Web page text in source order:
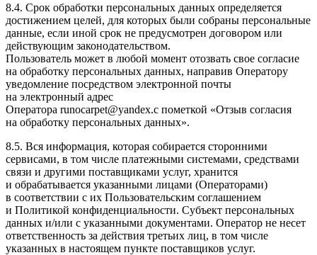
8.4. Срок обработки персональных данных определяется
достижением целей, для которых были собраны персональные
данные, если иной срок не предусмотрен договором или
действующим законодательством.
Пользователь может в любой момент отозвать свое согласие
на обработку персональных данных, направив Оператору
уведомление посредством электронной почты
на электронный адрес
Оператора runocarpet@yandex.с пометкой «Отзыв согласия
на обработку персональных данных».
8.5. Вся информация, которая собирается сторонними
сервисами, в том числе платежными системами, средствами
связи и другими поставщиками услуг, хранится
и обрабатывается указанными лицами (Операторами)
в соответствии с их Пользовательским соглашением
и Политикой конфиденциальности. Субъект персональных
данных и/или с указанными документами. Оператор не несет
ответственность за действия третьих лиц, в том числе
указанных в настоящем пункте поставщиков услуг.